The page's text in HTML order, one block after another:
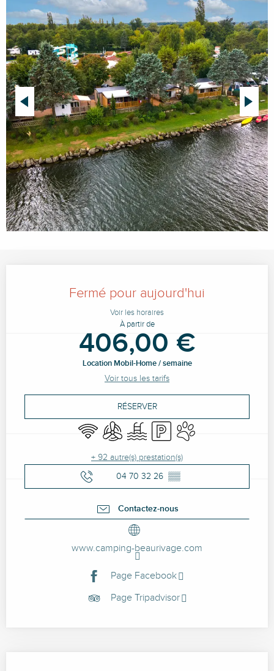
Fermé pour aujourd'hui
Voir les horaires
À partir de
406,00 €
Location Mobil-Home / semaine
Voir tous les tarifs
RÉSERVER
WiFi Air conditionné
PiscineParkingAnimaux acceptés
+ 92 autre(s) prestation(s)
04 70 32 26 ▒▒
Contactez-nous
www.camping-beaurivage.com
Page Facebook
Page Tripadvisor